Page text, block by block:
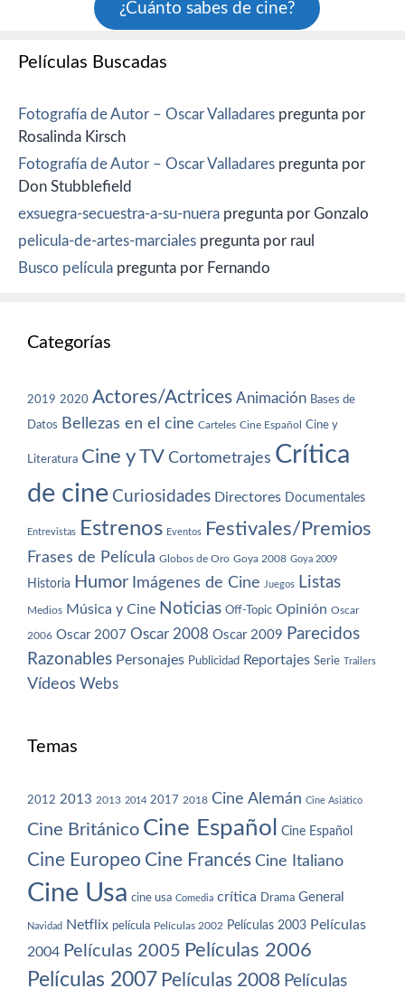
¿Cuánto sabes de cine?
Películas Buscadas
Fotografía de Autor – Oscar Valladares pregunta por
Rosalinda Kirsch
Fotografía de Autor – Oscar Valladares pregunta por
Don Stubblefield
exsuegra-secuestra-a-su-nuera pregunta por Gonzalo
pelicula-de-artes-marciales pregunta por raul
Busco película pregunta por Fernando
Categorías
2019 2020 Actores/Actrices Animación Bases de
Datos Bellezas en el cine Carteles Cine Español Cine y
Literatura Cine y TV Cortometrajes Crítica
de cine Curiosidades Directores Documentales
Entrevistas Estrenos Eventos Festivales/Premios
Frases de Película Globos de Oro Goya 2008 Goya 2009
Historia Humor Imágenes de Cine Juegos Listas
Medios Música y Cine Noticias Off-Topic Opinión Oscar
2006 Oscar 2007 Oscar 2008 Oscar 2009 Parecidos
Razonables Personajes Publicidad Reportajes Serie Trailers
Vídeos Webs
Temas
2012 2013 2013 2014 2017 2018 Cine Alemán Cine Asiático
Cine Británico Cine Español Cine Español
Cine Europeo Cine Francés Cine Italiano
Cine Usa cine usa Comedia crítica Drama General
Navidad Netflix película Películas 2002 Películas 2003 Películas
2004 Películas 2005 Películas 2006
Películas 2007 Películas 2008 Películas